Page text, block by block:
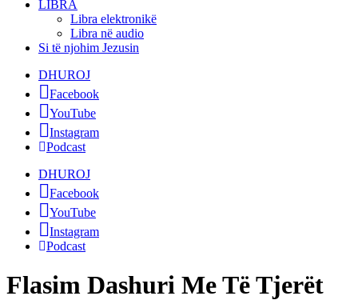
LIBRA
Libra elektronikë
Libra në audio
Si të njohim Jezusin
DHUROJ
Facebook
YouTube
Instagram
Podcast
DHUROJ
Facebook
YouTube
Instagram
Podcast
Flasim Dashuri Me Të Tjerët